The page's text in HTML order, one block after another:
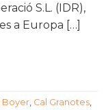
S.L. (IDR),
a Europa […]
Boyer, Cal Granotes,